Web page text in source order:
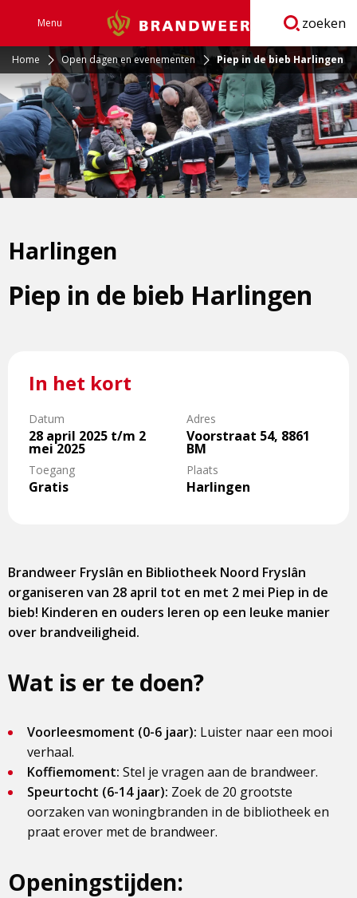
Menu Brandweer zoeken
Home Open dagen en evenementen Piep in de bieb Harlingen
Piep in de bieb Harlingen
Harlingen
In het kort
Datum
28 april 2025 t/m 2
mei 2025
Toegang
Gratis
Adres
Voorstraat 54, 8861
BM
Plaats
Harlingen
Brandweer Fryslân en Bibliotheek Noord Fryslân
organiseren van 28 april tot en met 2 mei Piep in de
bieb! Kinderen en ouders leren op een leuke manier
over brandveiligheid.
Wat is er te doen?
Voorleesmoment (0-6 jaar): Luister naar een mooi
verhaal.
Koffiemoment: Stel je vragen aan de brandweer.
Speurtocht (6-14 jaar): Zoek de 20 grootste
oorzaken van woningbranden in de bibliotheek en
praat erover met de brandweer.
Openingstijden: